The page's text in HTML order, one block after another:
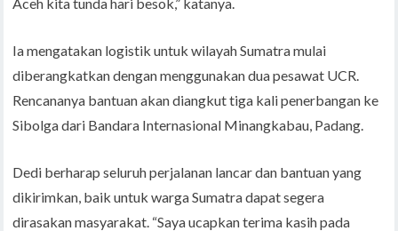
Ia mengatakan logistik untuk wilayah Sumatra mulai
diberangkatkan dengan menggunakan dua pesawat UCR.
Rencananya bantuan akan diangkut tiga kali penerbangan ke
Sibolga dari Bandara Internasional Minangkabau, Padang.
Dedi berharap seluruh perjalanan lancar dan bantuan yang
dikirimkan, baik untuk warga Sumatra dapat segera
dirasakan masyarakat. “Saya ucapkan terima kasih pada